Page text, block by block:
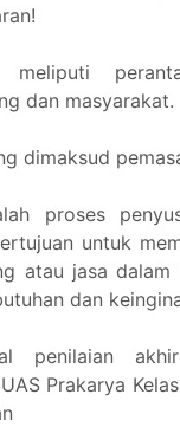
dan masyarakat.
dimaksud
proses
untuk
atau jasa dalam
dan
penilaian
Prakarya